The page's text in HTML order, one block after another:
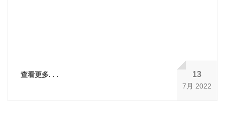
查看更多. . . 13
7月 2022